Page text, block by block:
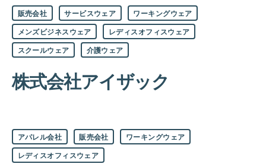
フ
ォ
ー
ム
会
カ
テ
ゴ
リ
ー
販売会社 サービスウェア
ワーキングウェア
メンズビジネスウェア
レディスオフィスウェア
スクールウェア
介護ウェア
株式会社アイザック
カ
テ
ゴ
リ
アパレル会社 販売会社
ワーキングウェア
レディスオフィスウェア